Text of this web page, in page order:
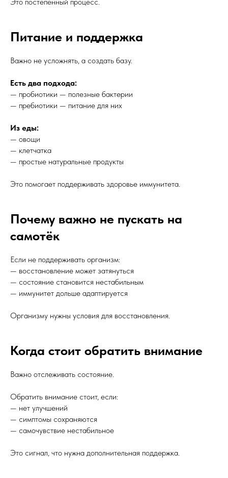
Питание и поддержка
Важно не усложнять, а создать базу.
Есть два подхода:
— пробиотики — полезные бактерии
— пребиотики — питание для них
Из еды:
— овощи
— клетчатка
— простые натуральные продукты
Это помогает поддерживать здоровье иммунитета.
Почему важно не пускать на
самотёк
Если не поддерживать организм:
— восстановление может затянуться
— состояние становится нестабильным
— иммунитет дольше адаптируется
Организму нужны условия для восстановления.
Когда стоит обратить внимание
Важно отслеживать состояние.
Обратить внимание стоит, если:
— нет улучшений
— симптомы сохраняются
— самочувствие нестабильное
Это сигнал, что нужна дополнительная поддержка.